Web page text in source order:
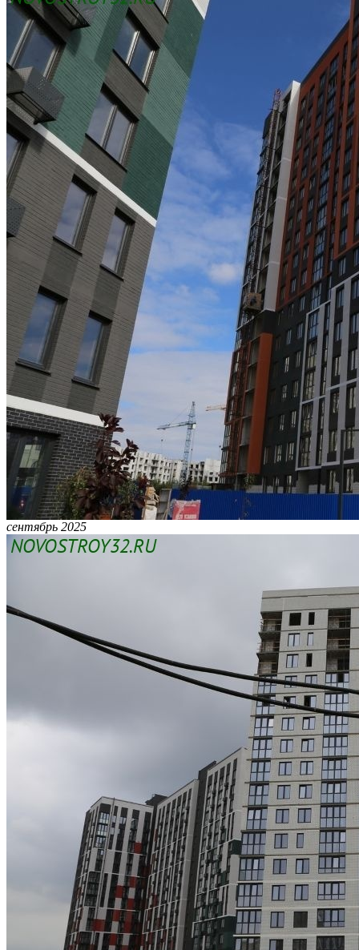
сентябрь 2025